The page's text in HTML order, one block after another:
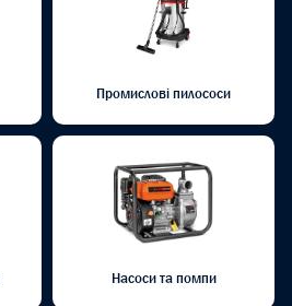
Промислові пилососи
Насоси та помпи